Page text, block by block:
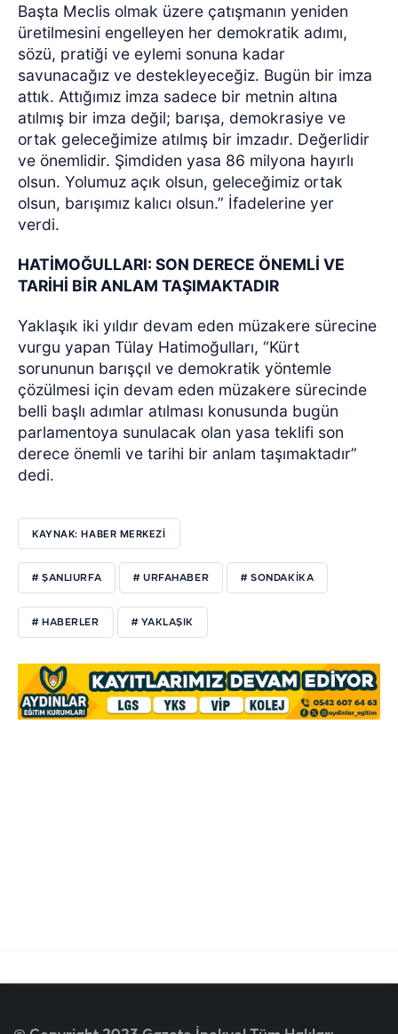
Başta Meclis olmak üzere çatışmanın yeniden
üretilmesini engelleyen her demokratik adımı,
sözü, pratiği ve eylemi sonuna kadar
savunacağız ve destekleyeceğiz. Bugün bir imza
attık. Attığımız imza sadece bir metnin altına
atılmış bir imza değil; barışa, demokrasiye ve
ortak geleceğimize atılmış bir imzadır. Değerlidir
ve önemlidir. Şimdiden yasa 86 milyona hayırlı
olsun. Yolumuz açık olsun, geleceğimiz ortak
olsun, barışımız kalıcı olsun.” İfadelerine yer
verdi.
HATİMOĞULLARI: SON DERECE ÖNEMLİ VE
TARİHİ BİR ANLAM TAŞIMAKTADIR
Yaklaşık iki yıldır devam eden müzakere sürecine
vurgu yapan Tülay Hatimoğulları, “Kürt
sorununun barışçıl ve demokratik yöntemle
çözülmesi için devam eden müzakere sürecinde
belli başlı adımlar atılması konusunda bugün
parlamentoya sunulacak olan yasa teklifi son
derece önemli ve tarihi bir anlam taşımaktadır”
dedi.
KAYNAK: HABER MERKEZI
# ŞANLIURFA # URFAHABER # SONDAKIKA
# HABERLER # YAKLAŞIK